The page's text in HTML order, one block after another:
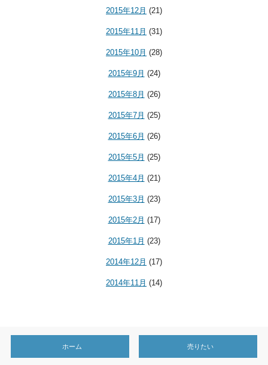
2015年12月 (21)
2015年11月 (31)
2015年10月 (28)
2015年9月 (24)
2015年8月 (26)
2015年7月 (25)
2015年6月 (26)
2015年5月 (25)
2015年4月 (21)
2015年3月 (23)
2015年2月 (17)
2015年1月 (23)
2014年12月 (17)
2014年11月 (14)
ホーム 売りたい